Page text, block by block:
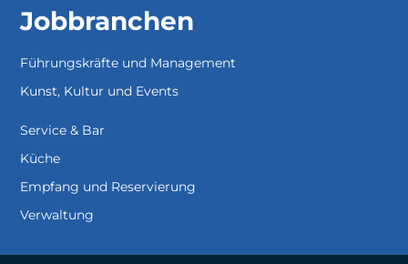
Jobbranchen
Führungskräfte und Management
Kunst, Kultur und Events
Service & Bar
Küche
Empfang und Reservierung
Verwaltung